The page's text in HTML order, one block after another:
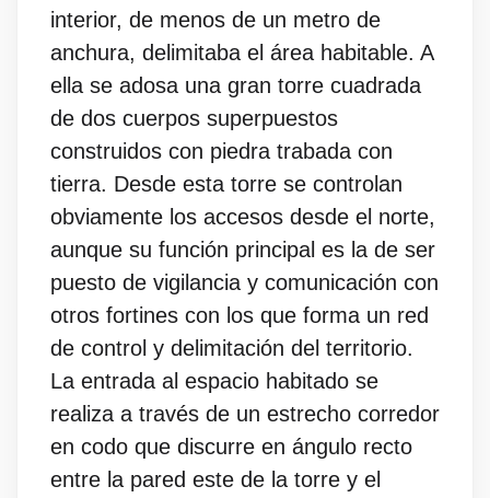
interior, de menos de un metro de
anchura, delimitaba el área habitable. A
ella se adosa una gran torre cuadrada
de dos cuerpos superpuestos
construidos con piedra trabada con
tierra. Desde esta torre se controlan
obviamente los accesos desde el norte,
aunque su función principal es la de ser
puesto de vigilancia y comunicación con
otros fortines con los que forma un red
de control y delimitación del territorio.
La entrada al espacio habitado se
realiza a través de un estrecho corredor
en codo que discurre en ángulo recto
entre la pared este de la torre y el